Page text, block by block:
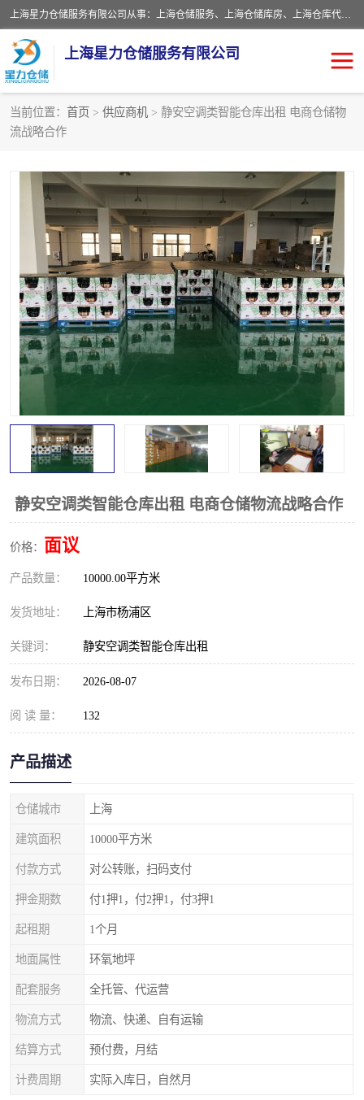
上海星力仓储服务有限公司从事：上海仓储服务、上海仓储库房、上海仓库代运营、上海仓库对外出租、上海仓库外包、上海三方仓储、上海电商仓储代发、上海电商代发货仓库、上海托管仓库、上海仓储配送。上海星力仓储服务有限公司现在拥有100个分仓、10万余平方的标准库房，精炼员工几百名，与几千家客户合作，公司已跻身上海仓储行业前列。欢迎来电咨询！
上海星力仓储服务有限公司
当前位置： 首页 > 供应商机 > 静安空调类智能仓库出租 电商仓储物
流战略合作
静安空调类智能仓库出租 电商仓储物流战略合作
价格： 面议
产品数量： 10000.00平方米
发货地址： 上海市杨浦区
关键词： 静安空调类智能仓库出租
发布日期： 2026-08-07
阅 读 量： 132
产品描述
仓储城市 上海
建筑面积 10000平方米
付款方式 对公转账，扫码支付
押金期数 付1押1，付2押1，付3押1
起租期 1个月
地面属性 环氧地坪
配套服务 全托管、代运营
物流方式 物流、快递、自有运输
结算方式 预付费，月结
计费周期 实际入库日，自然月
上海仓库对外出租
上海仓储配送 上海仓库外包
上海仓库代运营 上海托管仓库
上海第三方仓储 上海仓储服务
仓储 上海电商代发货仓库
上海托管仓库